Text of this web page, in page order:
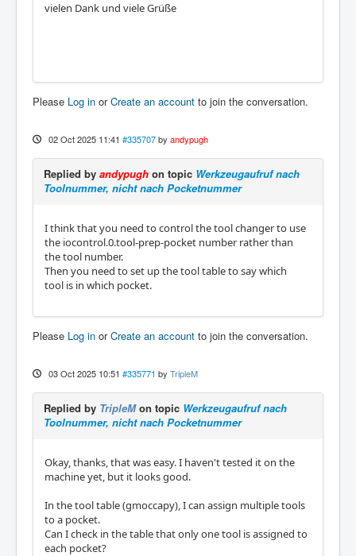
vielen Dank und viele Grüße
Please Log in orCreate an account to join the conversation.
02 Oct 2025 11:41 #335707 by andypugh
Replied by andypugh on topic Werkzeugaufruf nach
Toolnummer, nicht nach Pocketnummer
I think that you need to control the tool changer to use
the iocontrol.0.tool-prep-pocket number rather than
the tool number.
Then you need to set up the tool table to say which
tool is in which pocket.
Please Log in orCreate an account to join the conversation.
03 Oct 2025 10:51 #335771 by TripleM
Replied by TripleMon topic Werkzeugaufruf nach
Toolnummer, nicht nach Pocketnummer
Okay, thanks, that was easy. I haven't tested it on the
machine yet, but it looks good.
In the tool table (gmoccapy), I can assign multiple tools
to a pocket.
Can I check in the table that only one tool is assigned to
each pocket?